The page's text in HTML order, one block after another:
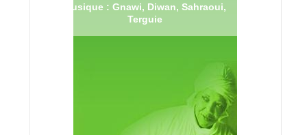
Musique : Gnawi, Diwan, Sahraoui,
Terguie